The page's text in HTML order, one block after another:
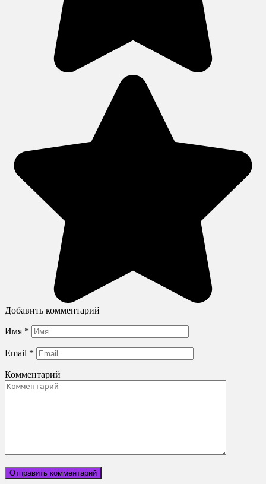
Добавить комментарий
Имя *
Email *
Комментарий